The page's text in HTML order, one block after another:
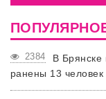
2384
В Брянске
ранены 13 человек